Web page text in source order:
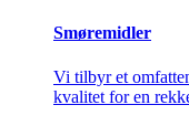
Smøremidler
Vi tilbyr et
kvalitet for en